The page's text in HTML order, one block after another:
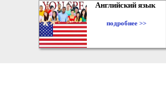
Английский язык
подробнее >>